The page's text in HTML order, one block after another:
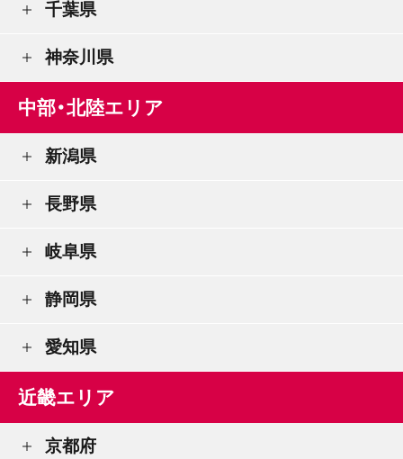
千葉県
神奈川県
中部・北陸エリア
新潟県
長野県
岐阜県
静岡県
愛知県
近畿エリア
京都府